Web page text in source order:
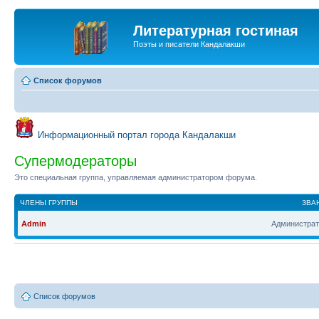
Литературная гостиная
Поэты и писатели Кандалакши
Список форумов
Информационный портал города Кандалакши
Супермодераторы
Это специальная группа, управляемая администратором форума.
ЧЛЕНЫ ГРУППЫ
Admin
Список форумов